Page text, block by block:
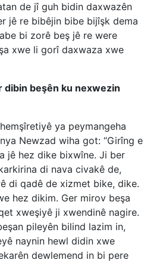
de jî guh bidin daxwazên
jê re bibêjin bibe bijîşk dema
bi zorê beş jê re were
xwe li gorî daxwaza xwe
dibin beşên ku nexwezin
ya peymangeha
Newzad wiha got: “Girîng e
jê hez dike bixwîne. Ji ber
di nava civakê de,
di qadê de xizmet bike, dike.
hez dikim. Ger mirov beşa
xweşiyê ji xwendinê nagire.
pileyên bilind lazim in,
naynin hewl didin xwe
dewlemend in bi pere